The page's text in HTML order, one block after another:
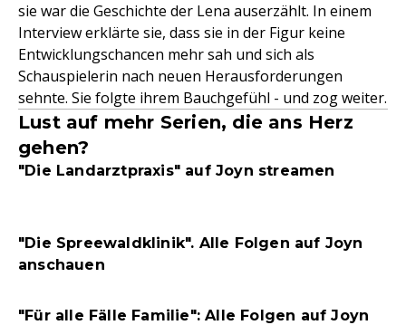
sie war die Geschichte der Lena auserzählt. In einem
Interview erklärte sie, dass sie in der Figur keine
Entwicklungschancen mehr sah und sich als
Schauspielerin nach neuen Herausforderungen
sehnte. Sie folgte ihrem Bauchgefühl - und zog weiter.
Lust auf mehr Serien, die ans Herz
gehen?
"Die Landarztpraxis" auf Joyn streamen
"Die Spreewaldklinik". Alle Folgen auf Joyn
anschauen
"Für alle Fälle Familie": Alle Folgen auf Joyn